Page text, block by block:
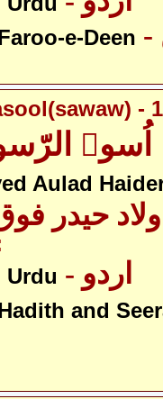
e-Deen
-
اُسوۃ
Aulad
حیدر
Urdu - اردو
and